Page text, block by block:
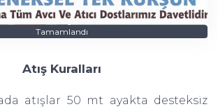
Tamamlandı
Atış Kuralları
atışlar 50 mt ayakta desteksiz